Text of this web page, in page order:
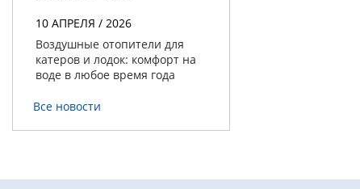
10 АПРЕЛЯ / 2026
Воздушные отопители для
катеров и лодок: комфорт на
воде в любое время года
Все новости